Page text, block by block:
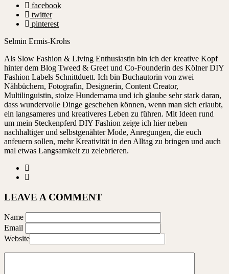
facebook
twitter
pinterest
Selmin Ermis-Krohs
Als Slow Fashion & Living Enthusiastin bin ich der kreative Kopf
hinter dem Blog Tweed & Greet und Co-Founderin des Kölner DIY
Fashion Labels Schnittduett. Ich bin Buchautorin von zwei
Nähbüchern, Fotografin, Designerin, Content Creator,
Multilinguistin, stolze Hundemama und ich glaube sehr stark daran,
dass wundervolle Dinge geschehen können, wenn man sich erlaubt,
ein langsameres und kreativeres Leben zu führen. Mit Ideen rund
um mein Steckenpferd DIY Fashion zeige ich hier neben
nachhaltiger und selbstgenähter Mode, Anregungen, die euch
anfeuern sollen, mehr Kreativität in den Alltag zu bringen und auch
mal etwas Langsamkeit zu zelebrieren.
LEAVE A COMMENT
Name
Email
Website